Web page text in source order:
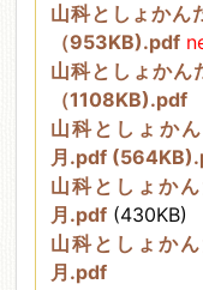
山科としょか
（953KB).pdf
山科としょか
（1108KB).pdf
山科としょか
月.pdf
山科としょか
月.pdf (430KB)
山科としょか
月.pdf